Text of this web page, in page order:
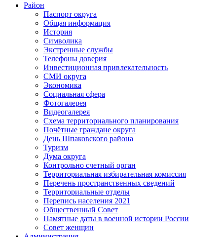
Район
Паспорт округа
Общая информация
История
Символика
Экстренные службы
Телефоны доверия
Инвестиционная привлекательность
СМИ округа
Экономика
Социальная сфера
Фотогалерея
Видеогалерея
Схема территориального планирования
Почётные граждане округа
День Шпаковского района
Туризм
Дума округа
Контрольно счетный орган
Территориальная избирательная комиссия
Перечень пространственных сведений
Территориальные отделы
Перепись населения 2021
Общественный Совет
Памятные даты в военной истории России
Совет женщин